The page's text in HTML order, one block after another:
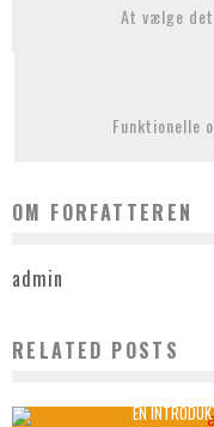
At vælge
Funktionelle
OM FORFATTEREN
admin
RELATED POSTS
EN